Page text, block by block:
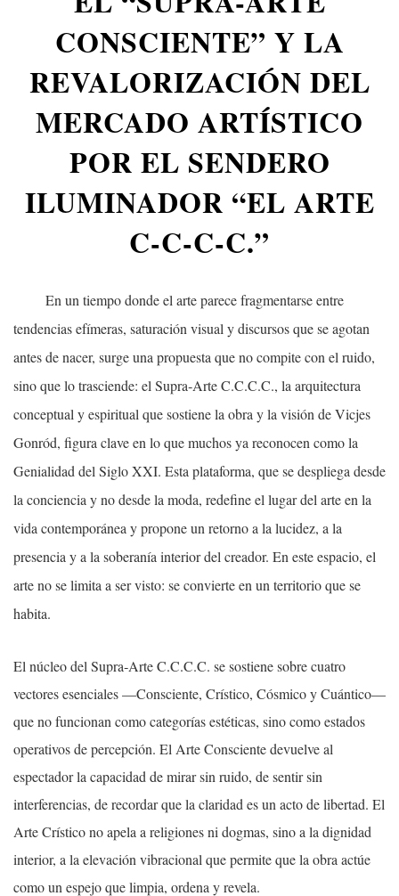
CONSCIENTE” Y LA
REVALORIZACIÓN DEL
MERCADO ARTÍSTICO
POR EL SENDERO
ILUMINADOR “EL ARTE
C-C-C-C.”
En un tiempo donde el arte parece fragmentarse entre
tendencias efímeras, saturación visual y discursos que se agotan
antes de nacer, surge una propuesta que no compite con el ruido,
sino que lo trasciende: el Supra‑Arte C.C.C.C., la arquitectura
conceptual y espiritual que sostiene la obra y la visión de Vicjes
Gonród, figura clave en lo que muchos ya reconocen como la
Genialidad del Siglo XXI. Esta plataforma, que se despliega desde
la conciencia y no desde la moda, redefine el lugar del arte en la
vida contemporánea y propone un retorno a la lucidez, a la
presencia y a la soberanía interior del creador. En este espacio, el
arte no se limita a ser visto: se convierte en un territorio que se
habita.
El núcleo del Supra‑Arte C.C.C.C. se sostiene sobre cuatro
vectores esenciales —Consciente, Crístico, Cósmico y Cuántico—
que no funcionan como categorías estéticas, sino como estados
operativos de percepción. El Arte Consciente devuelve al
espectador la capacidad de mirar sin ruido, de sentir sin
interferencias, de recordar que la claridad es un acto de libertad. El
Arte Crístico no apela a religiones ni dogmas, sino a la dignidad
interior, a la elevación vibracional que permite que la obra actúe
como un espejo que limpia, ordena y revela.